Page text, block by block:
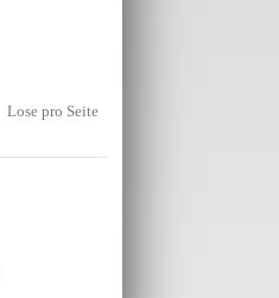
Lose pro Seite